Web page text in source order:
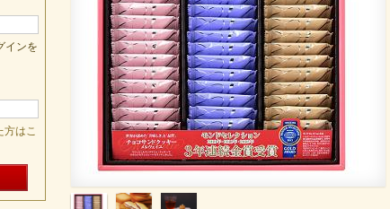
インを
方はこ